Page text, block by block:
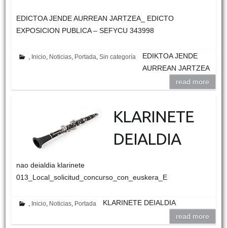
EDICTOA JENDE AURREAN JARTZEA_ EDICTO
EXPOSICION PUBLICA – SEFYCU 343998
, Inicio, Noticias, Portada,Sin categoría
EDIKTOA JENDE
AURREAN JARTZEA
read more
KLARINETE
DEIALDIA
nao deialdia klarinete
013_Local_solicitud_concurso_con_euskera_E
, Inicio, Noticias, Portada
KLARINETE DEIALDIA
read more